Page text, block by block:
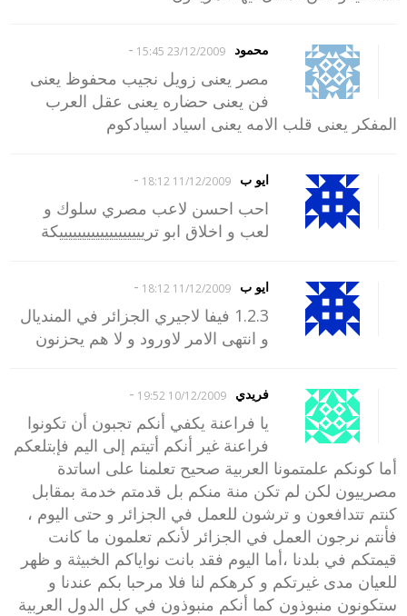
محمود 23/12/2009 15:45
-
مصر يعنى زويل نجيب محفوظ يعنى
فن يعنى حضاره يعنى عقل العرب
المفكر يعنى قلب الامه يعنى اسياد اسيادكوم
ايو ب 11/12/2009 18:12
-
احب احسن لاعب مصري سلوك و
لعب و اخلاق ابو تريييييييييييييييييييكة
ايو ب 11/12/2009 18:12
-
1.2.3 فيفا لاجيري الجزائر في المنديال
و انتهى الامر لاورود و لا هم يحزنون
فريدي 10/12/2009 19:52
-
يا فراعنة يكفي أنكم تجبون أن تكونوا
فراعنة غير أنكم أتيتم إلى اليم فإبتلعكم
أما كونكم علمتمونا العربية صحيح تعلمنا على اساتدة
مصرييون لكن لم تكن منة منكم بل قدمتم خدمة بمقابل
كنتم تتدافعون و ترشون للعمل في الجزائر و حتى اليوم ،
فأنتم نرجون العمل في الجزائر لأنكم تعلمون ما كانت
قيمتكم في بلدنا ،أما اليوم فقد بانت نواياكم الخبيثة و ظهر
للعيان مدى غيرتكم و كرهكم لنا فلا مرحبا بكم عندنا و
ستكونون منبوذون كما أنكم منبوذون في كل الدول العربية